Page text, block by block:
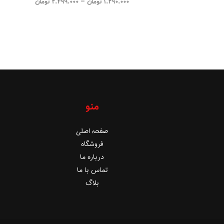
1.290.000 تومان –
2.499.000 تومان
منو
صفحه اصلی
فروشگاه
درباره ما
تماس با ما
بلاگ